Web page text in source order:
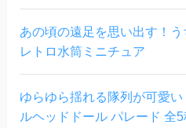
あの頃の遠足を思い出す！
レトロ水筒ミニチュア
ゆらゆら揺れる隊列が可愛
ルヘッドドール パレード 全